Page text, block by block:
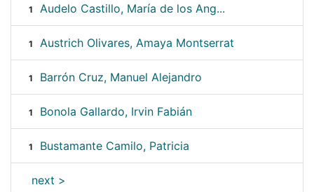
1 Audelo Castillo, María de los Ang...
1 Austrich Olivares, Amaya Montserrat
1 Barrón Cruz, Manuel Alejandro
1 Bonola Gallardo, Irvin Fabián
1 Bustamante Camilo, Patricia
next >